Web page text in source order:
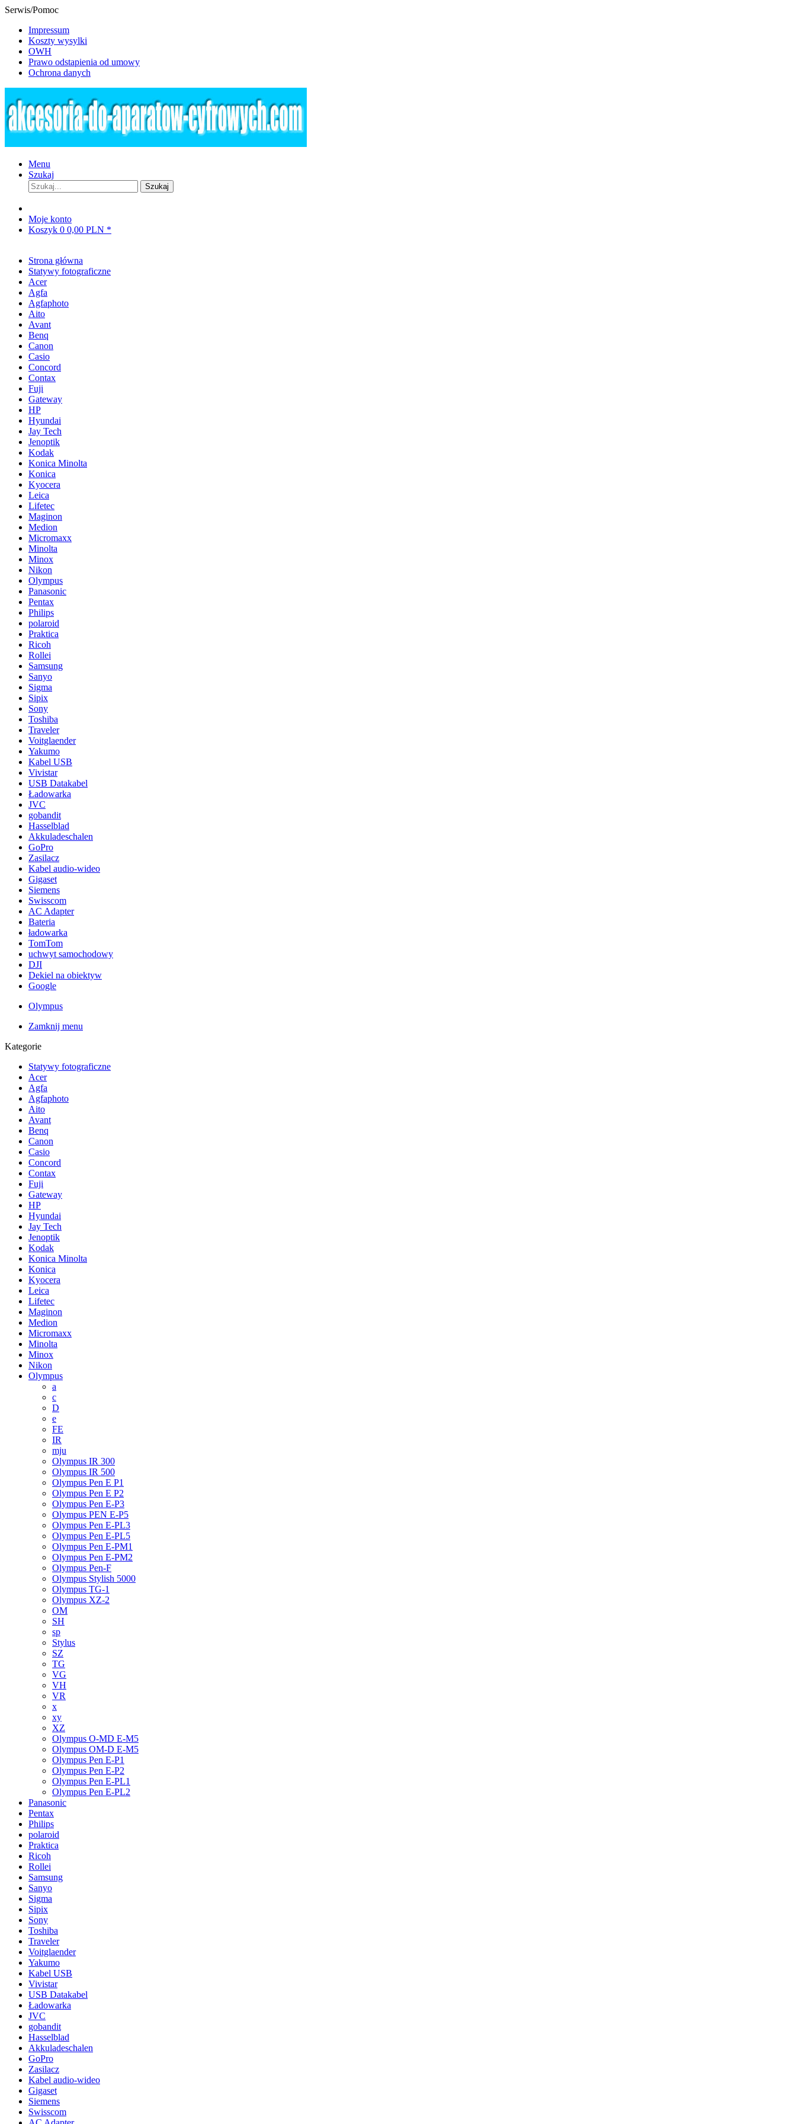
Serwis/Pomoc
Impressum
Koszty wysylki
OWH
Prawo odstapienia od umowy
Ochrona danych
Menu
Szukaj
Szukaj
Moje konto
Koszyk 0 0,00 PLN *
Strona główna
Statywy fotograficzne
Acer
Agfa
Agfaphoto
Aito
Avant
Benq
Canon
Casio
Concord
Contax
Fuji
Gateway
HP
Hyundai
Jay Tech
Jenoptik
Kodak
Konica Minolta
Konica
Kyocera
Leica
Lifetec
Maginon
Medion
Micromaxx
Minolta
Minox
Nikon
Olympus
Panasonic
Pentax
Philips
polaroid
Praktica
Ricoh
Rollei
Samsung
Sanyo
Sigma
Sipix
Sony
Toshiba
Traveler
Voitglaender
Yakumo
Kabel USB
Vivistar
USB Datakabel
Ładowarka
JVC
gobandit
Hasselblad
Akkuladeschalen
GoPro
Zasilacz
Kabel audio-wideo
Gigaset
Siemens
Swisscom
AC Adapter
Bateria
ładowarka
TomTom
uchwyt samochodowy
DJI
Dekiel na obiektyw
Google
Olympus
Zamknij menu
Kategorie
Statywy fotograficzne
Acer
Agfa
Agfaphoto
Aito
Avant
Benq
Canon
Casio
Concord
Contax
Fuji
Gateway
HP
Hyundai
Jay Tech
Jenoptik
Kodak
Konica Minolta
Konica
Kyocera
Leica
Lifetec
Maginon
Medion
Micromaxx
Minolta
Minox
Nikon
Olympus
a
c
D
e
FE
IR
mju
Olympus IR 300
Olympus IR 500
Olympus Pen E P1
Olympus Pen E P2
Olympus Pen E-P3
Olympus PEN E-P5
Olympus Pen E-PL3
Olympus Pen E-PL5
Olympus Pen E-PM1
Olympus Pen E-PM2
Olympus Pen-F
Olympus Stylish 5000
Olympus TG-1
Olympus XZ-2
OM
SH
sp
Stylus
SZ
TG
VG
VH
VR
x
xy
XZ
Olympus O-MD E-M5
Olympus OM-D E-M5
Olympus Pen E-P1
Olympus Pen E-P2
Olympus Pen E-PL1
Olympus Pen E-PL2
Panasonic
Pentax
Philips
polaroid
Praktica
Ricoh
Rollei
Samsung
Sanyo
Sigma
Sipix
Sony
Toshiba
Traveler
Voitglaender
Yakumo
Kabel USB
Vivistar
USB Datakabel
Ładowarka
JVC
gobandit
Hasselblad
Akkuladeschalen
GoPro
Zasilacz
Kabel audio-wideo
Gigaset
Siemens
Swisscom